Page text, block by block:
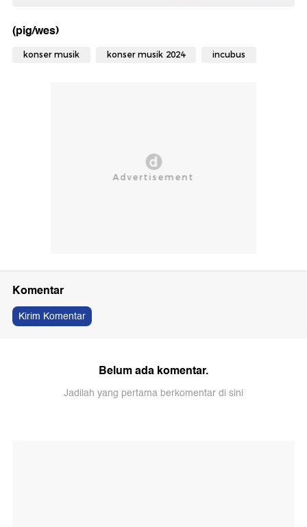
(pig/wes)
konser musik konser musik 2024 incubus
Komentar
Kirim Komentar
Belum ada komentar.
Jadilah yang pertama berkomentar di sini